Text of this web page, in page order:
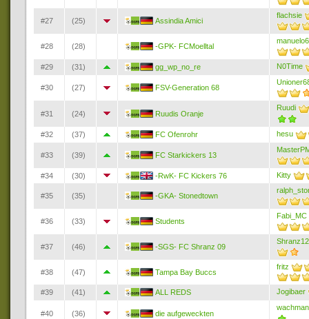
#27 (25) Assindia Amici
flachsie
#28 (28) -GPK- FCMoelltal
#29 (31) gg_wp_no_re N0Time
#30 (27) FSV-Generation 68
#31 (24) Ruudis Oranje
Ruudi
#32 (37) FC Ofenrohr hesu
#33 (39) FC Starkickers 13
#34 (30) -RwK- FC Kickers 76 Kitty
#35 (35) -GKA- Stonedtown
#36 (33) Students
Fabi_MC
#37 (46) -SGS- FC Shranz 09
Shranz12
#38 (47) Tampa Bay Buccs
fritz
#39 (41) ALL REDS Jogibaer
#40 (36) die aufgeweckten